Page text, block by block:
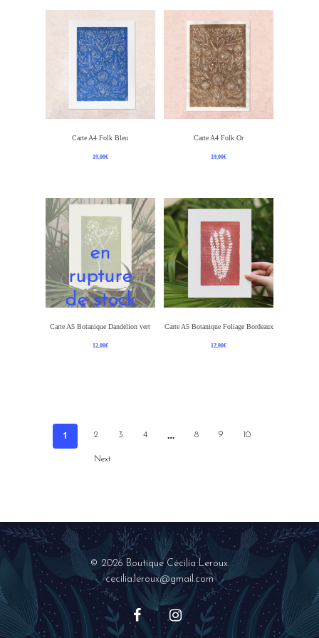
Ajouter Au Panier
Carte A4 Folk Bleu
19,00€
Ajouter Au Panier
Carte A4 Folk Or
19,00€
Carte A5 Botanique Dandelion vert
12,00€
Carte A5 Botanique Foliage Bordeaux
12,00€
1 2 3 4 … 8 9 10
Next
© 2026 Boutique Cécilia Leroux.
cecilia.leroux@gmail.com